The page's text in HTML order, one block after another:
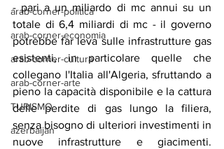
arab-corner-politica
arab-corner-economia
arab-corner-cultura
arab-corner-arte
TURISMO
azerbaijan
- pari a un miliardo di mc annui su un
totale di 6,4 miliardi di mc - il governo
potrebbe far leva sulle infrastrutture gas
esistenti, in particolare quelle che
collegano l'Italia all'Algeria, sfruttando a
pieno la capacità disponibile e la cattura
delle perdite di gas lungo la filiera,
senza bisogno di ulteriori investimenti in
nuove infrastrutture e giacimenti.